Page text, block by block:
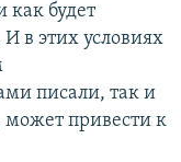
как будет
в этих условиях
писали, так и
привести к